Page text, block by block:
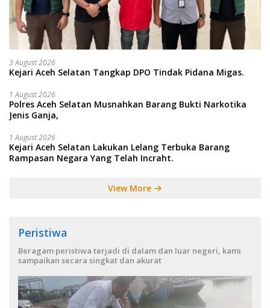
3 August 2026
Kejari Aceh Selatan Tangkap DPO Tindak Pidana Migas.
1 August 2026
Polres Aceh Selatan Musnahkan Barang Bukti Narkotika
Jenis Ganja,
1 August 2026
Kejari Aceh Selatan Lakukan Lelang Terbuka Barang
Rampasan Negara Yang Telah Incraht.
View More
Peristiwa
Beragam peristiwa terjadi di dalam dan luar negeri, kami
sampaikan secara singkat dan akurat